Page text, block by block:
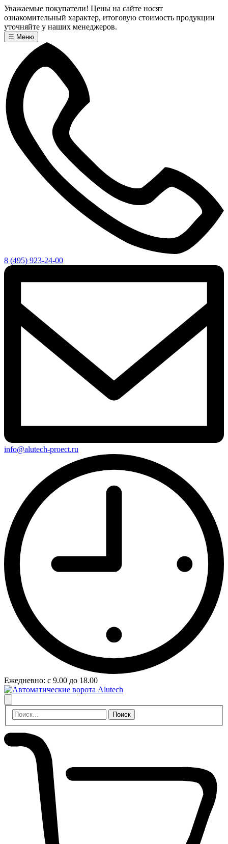
Уважаемые покупатели! Цены на сайте носят
ознакомительный характер, итоговую стоимость продукции
уточняйте у наших менеджеров.
☰ Меню
8 (495) 923-24-00
info@alutech-proect.ru
Ежедневно: с 9.00 до 18.00